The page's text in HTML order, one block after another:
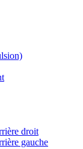
droit
gauche